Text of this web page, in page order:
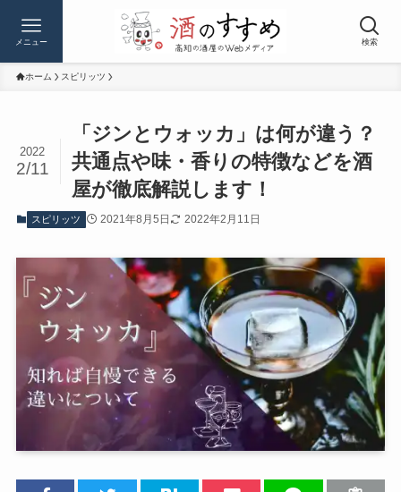
検索
メニュー
ホーム スピリッツ
「ジンとウォッカ」は何が違う？
共通点や味・香りの特徴などを酒
屋が徹底解説します！
2022
2/11
スピリッツ 2021年8月5日 2022年2月11日